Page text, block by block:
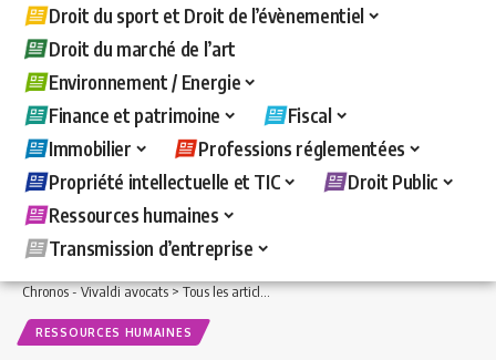
Droit du sport et Droit de l’évènementiel
Droit du marché de l’art
Environnement / Energie
Finance et patrimoine
Fiscal
Immobilier
Professions réglementées
Propriété intellectuelle et TIC
Droit Public
Ressources humaines
Transmission d’entreprise
Chronos - Vivaldi avocats>Tous les articles >Ressources humaines>LA
RESSOURCES HUMAINES